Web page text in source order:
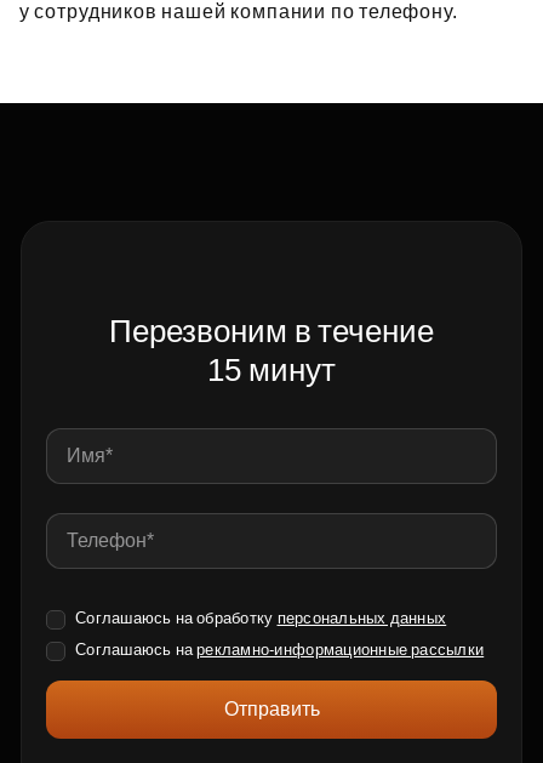
у сотрудников нашей компании по телефону.
Перезвоним в течение
15 минут
Соглашаюсь на обработку персональных данных
Соглашаюсь нарекламно-информационные рассылки
Отправить